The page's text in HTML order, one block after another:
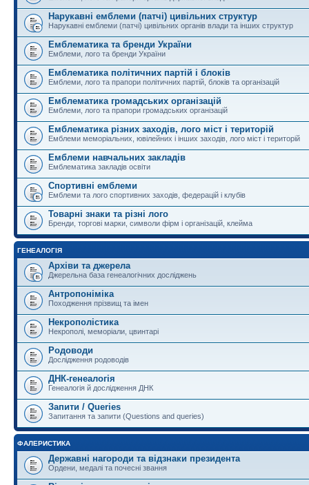
Нарукавні емблеми (патчі) цивільних структур
Нарукавні емблеми (патчі) цивільних органів влади та інших структур
Емблематика та бренди України
Емблеми, лого та бренди України
Емблематика політичних партій і блоків
Емблеми, лого та прапори політичних партій, блоків та організацій
Емблематика громадських організацій
Емблеми, лого та прапори громадських організацій
Емблематика різних заходів, лого міст і територій
Емблеми меморіальних, ювілейних і інших заходів, лого міст і територій
Емблеми навчальних закладів
Емблематика закладів освіти
Спортивні емблеми
Емблеми та лого спортивних заходів, федерацій і клубів
Товарні знаки та різні лого
Бренди, торгові марки, символи фірм і організацій, клейма
ГЕНЕАЛОГІЯ
Архіви та джерела
Джерельна база генеалогічних досліджень
Антропоніміка
Походження прізвищ та імен
Некрополістика
Некрополі, меморіали, цвинтарі
Родоводи
Дослідження родоводів
ДНК-генеалогія
Генеалогія й дослідження ДНК
Запити / Queries
Запитання та запити (Questions and queries)
ФАЛЕРИСТИКА
Державні нагороди та відзнаки президента
Ордени, медалі та почесні звання